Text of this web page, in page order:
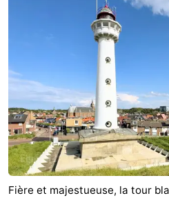
vélo
Équitation
-
Terrains
de
golf
-
Surfen
-
Peche
Boire
Fière et majestueuse, la tour